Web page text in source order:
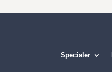
Specialer